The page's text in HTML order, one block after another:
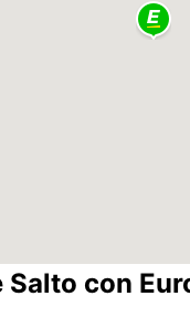
Salto con